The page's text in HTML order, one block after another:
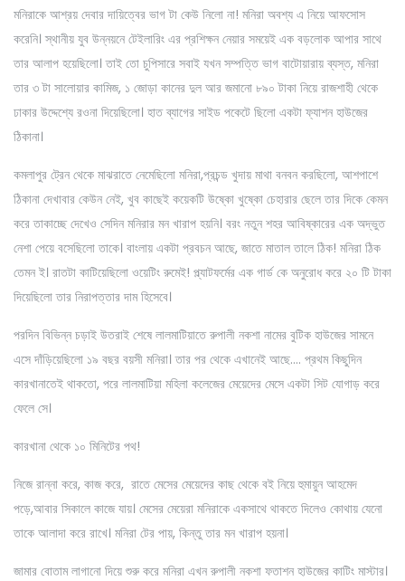
মনিরাকে আশ্রয় দেবার দায়িত্বের ভাগ টা কেউ নিলো না! মনিরা অবশ্য এ নিয়ে আফসোস
করেনি। স্থানীয় যুব উন্নয়নে টেইলারিং এর প্রশিক্ষন নেয়ার সময়েই এক বড়লোক আপার সাথে
তার আলাপ হয়েছিলো। তাই তো চুপিসারে সবাই যখন সম্পত্তি ভাগ বাটোয়ারায় ব্যস্ত, মনিরা
তার ৩ টা সালোয়ার কামিজ, ১ জোড়া কানের দুল আর জমানো ৮৯০ টাকা নিয়ে রাজশাহী থেকে
ঢাকার উদ্দেশ্যে রওনা দিয়েছিলো। হাত ব্যাগের সাইড পকেটে ছিলো একটা ফ্যাশন হাউজের
ঠিকানা।
কমলাপুর ট্রেন থেকে মাঝরাতে নেমেছিলো মনিরা,প্রচন্ড খুদায় মাথা বনবন করছিলো, আশপাশে
ঠিকানা দেখাবার কেউন নেই, খুব কাছেই কয়েকটি উষ্কো খুষ্কো চেহারার ছেলে তার দিকে কেমন
করে তাকাচ্ছে দেখেও সেদিন মনিরার মন খারাপ হয়নি। বরং নতুন শহর আবিষ্কারের এক অদ্ভুত
নেশা পেয়ে বসেছিলো তাকে। বাংলায় একটা প্রবচন আছে, জাতে মাতাল তালে ঠিক! মনিরা ঠিক
তেমন ই। রাতটা কাটিয়েছিলো ওয়েটিং রুমেই! প্ল্যাটফর্মের এক গার্ড কে অনুরোধ করে ২০ টি টাকা
দিয়েছিলো তার নিরাপত্তার দাম হিসেবে।
পরদিন বিভিন্ন চড়াই উতরাই শেষে লালমাটিয়াতে রুপালী নকশা নামের বুটিক হাউজের সামনে
এসে দাঁড়িয়েছিলো ১৯ বছর বয়সী মনিরা। তার পর থেকে এখানেই আছে…. প্রথম কিছুদিন
কারখানাতেই থাকতো, পরে লালমাটিয়া মহিলা কলেজের মেয়েদের মেসে একটা সিট যোগাড় করে
ফেলে সে।
কারখানা থেকে ১০ মিনিটের পথ!
নিজে রান্না করে, কাজ করে, রাতে মেসের মেয়েদের কাছ থেকে বই নিয়ে হুমায়ুন আহমেদ
পড়ে,আবার সিকালে কাজে যায়। মেসের মেয়েরা মনিরাকে একসাথে থাকতে দিলেও কোথায় যেনো
তাকে আলাদা করে রাখে। মনিরা টের পায়, কিন্তু তার মন খারাপ হয়না।
জামার বোতাম লাগানো দিয়ে শুরু করে মনিরা এখন রুপালী নকশা ফতাশন হাউজের কাটিং মাস্টার।